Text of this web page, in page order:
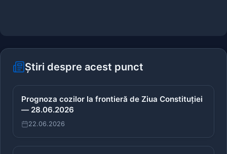
Știri despre acest punct
Prognoza cozilor la frontieră de Ziua Constituției
— 28.06.2026
22.06.2026